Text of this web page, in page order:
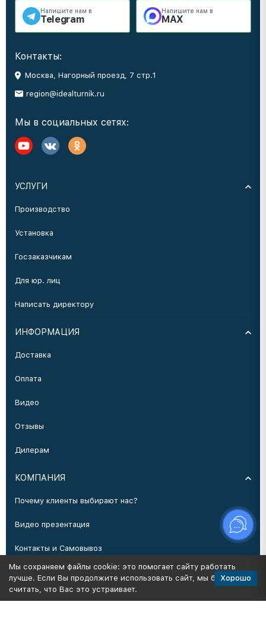
Напишите нам в
Telegram
Напишите нам в
MAX
Контакты:
Москва, Нагорный проезд, 7 стр.1
region@idealturnik.ru
Мы в социальных сетях:
УСЛУГИ
Производство
Установка
Госзаказчикам
Для юр. лиц
Написать директору
ИНФОРМАЦИЯ
Доставка
Оплата
Видео
Отзывы
Дилерам
КОМПАНИЯ
Почему клиенты выбирают нас?
Видео презентация
Контакты и Самовывоз
Производство
Мы сохраняем файлы cookie: это помогает сайту работать
лучше. Если Вы продолжите использовать сайт, мы будем
считать, что Вас это устраивает.
Хорошо